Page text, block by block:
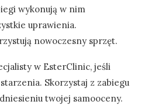
wykonują w nim
uprawienia.
nowoczesny sprzęt.
w EsterClinic, jeśli
Skorzystaj z zabiegu
twojej samooceny.